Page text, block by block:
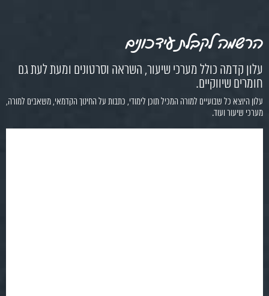
הרשמה לקבלת עידכונים
עלון קדמה כולל מערכי שיעור, השראה וסרטונים ומעת לעת גם
חומרים שיווקיים.
עלון היוצא כל שבועיים למורה המכיל תוכן לימודי, כתבות על החינוך הקדמאי, משאבים למורה,
מערכי שיעור ועוד.